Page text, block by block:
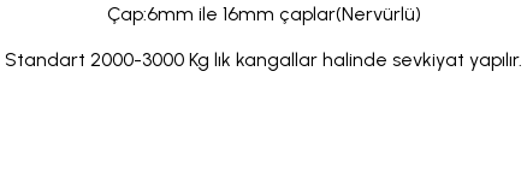
Çap:6mm ile 16mm çaplar(Nervürlü)
Standart 2000-3000 Kg lık kangallar halinde sevkiyat yapılır.